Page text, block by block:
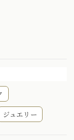
ジュエリー